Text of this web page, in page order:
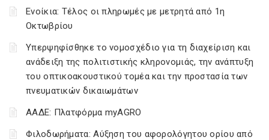
Ενοίκια: Τέλος οι πληρωμές με μετρητά από 1η
Οκτωβρίου
Υπερψηφίσθηκε το νομοσχέδιο για τη διαχείριση και
ανάδειξη της πολιτιστικής κληρονομιάς, την ανάπτυξη
του οπτικοακουστικού τομέα και την προστασία των
πνευματικών δικαιωμάτων
ΑΑΔΕ: Πλατφόρμα myAGRO
Φιλοδωρήματα: Αύξηση του αφορολόγητου ορίου από